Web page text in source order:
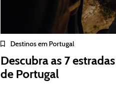
Destinos em Portugal
Descubra as 7
de Portugal